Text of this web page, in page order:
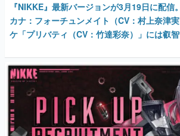
『NIKKE』最新バージョンが3月19日に配信
カナ：フォーチュンメイト（CV：村上奈津
ケ「プリバティ（CV：竹達彩奈）」には叡